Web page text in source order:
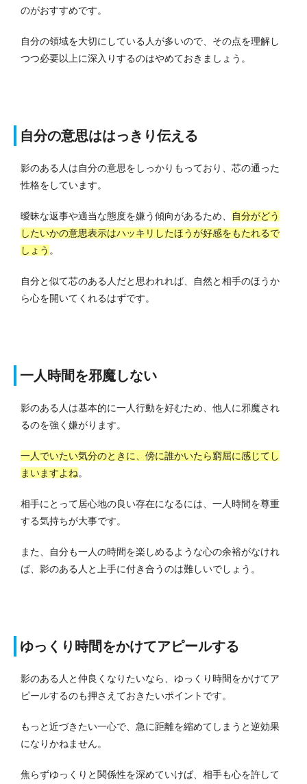
のがおすすめです。
自分の領域を大切にしている人が多いので、その点を理解し
つつ必要以上に深入りするのはやめておきましょう。
自分の意思ははっきり伝える
影のある人は自分の意思をしっかりもっており、芯の通った
性格をしています。
曖昧な返事や適当な態度を嫌う傾向があるため、
自分がどう
したいかの意思表示はハッキリしたほうが好感をもたれるで
しょう 。
自分と似て芯のある人だと思われれば、自然と相手のほうか
ら心を開いてくれるはずです。
一人時間を邪魔しない
影のある人は基本的に一人行動を好むため、他人に邪魔され
るのを強く嫌がります。
一人でいたい気分のときに、傍に誰かいたら窮屈に感じてし
まいますよね。
相手にとって居心地の良い存在になるには、一人時間を尊重
する気持ちが大事です。
また、自分も一人の時間を楽しめるような心の余裕がなけれ
ば、影のある人と上手に付き合うのは難しいでしょう。
ゆっくり時間をかけてアピールする
影のある人と仲良くなりたいなら、ゆっくり時間をかけてア
ピールするのも押さえておきたいポイントです。
もっと近づきたい一心で、急に距離を縮めてしまうと逆効果
になりかねません。
焦らずゆっくりと関係性を深めていけば、相手も心を許して